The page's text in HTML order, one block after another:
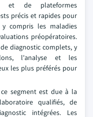
et de plateformes
précis et rapides pour
compris les maladies
préopératoires.
diagnostic complets, y
l'analyse et les
les plus préférés pour
segment est due à la
qualifiés, de
intégrées. Les